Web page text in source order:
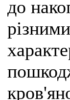
до